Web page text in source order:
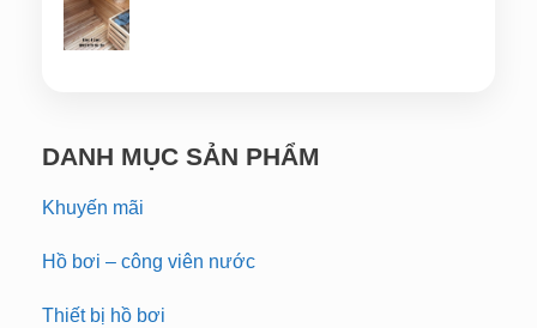
DANH MỤC SẢN PHẨM
Khuyến mãi
Hồ bơi – công viên nước
Thiết bị hồ bơi